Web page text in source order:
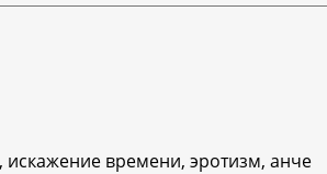
времени, эротизм, анче